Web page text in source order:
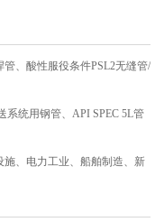
管、酸性服役条件PSL2无缝管/
系统用钢管、API SPEC 5L管
、电力工业、船舶制造、新